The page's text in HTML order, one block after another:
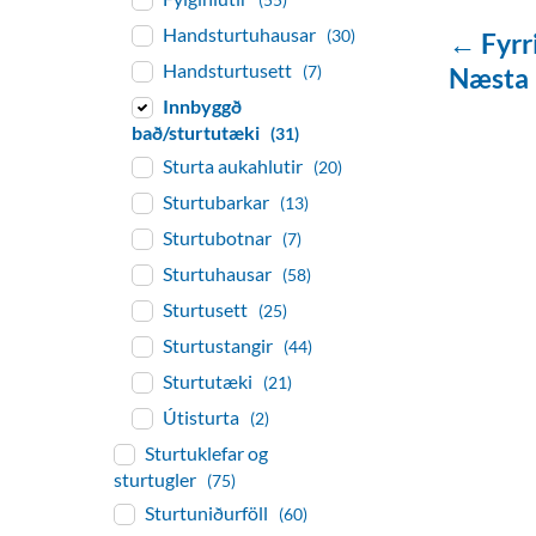
←
Handsturtuhausar (30)
Handsturtusett (7)
Innbyggð
bað/sturtutæki (31)
Sturta aukahlutir (20)
Sturtubarkar (13)
Sturtubotnar (7)
Sturtuhausar (58)
Sturtusett (25)
Sturtustangir (44)
Sturtutæki (21)
Útisturta (2)
Sturtuklefar og
sturtugler (75)
Sturtuniðurföll (60)